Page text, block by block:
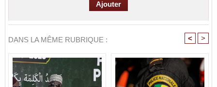
DANS LA MÊME RUBRIQUE : < >